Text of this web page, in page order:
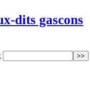
dits gascons